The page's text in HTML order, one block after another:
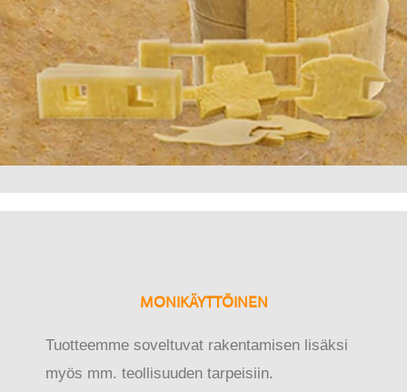
MONIKÄYTTÖINEN
Tuotteemme soveltuvat rakentamisen lisäksi
myös mm. teollisuuden tarpeisiin.